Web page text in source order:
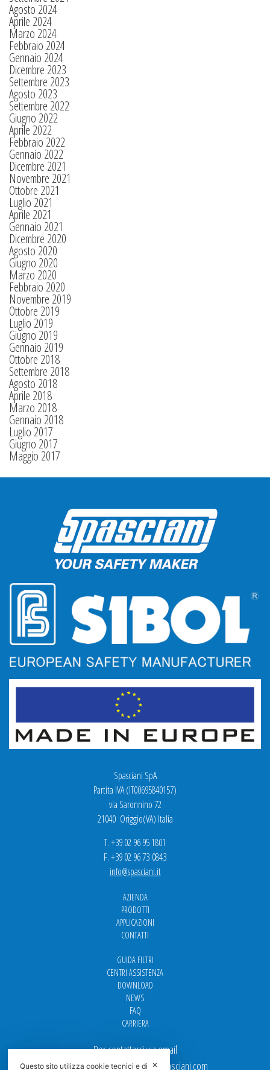
Agosto 2024
Aprile 2024
Marzo 2024
Febbraio 2024
Gennaio 2024
Dicembre 2023
Settembre 2023
Agosto 2023
Settembre 2022
Giugno 2022
Aprile 2022
Febbraio 2022
Gennaio 2022
Dicembre 2021
Novembre 2021
Ottobre 2021
Luglio 2021
Aprile 2021
Gennaio 2021
Dicembre 2020
Agosto 2020
Giugno 2020
Marzo 2020
Febbraio 2020
Novembre 2019
Ottobre 2019
Luglio 2019
Giugno 2019
Gennaio 2019
Ottobre 2018
Settembre 2018
Agosto 2018
Aprile 2018
Marzo 2018
Gennaio 2018
Luglio 2017
Giugno 2017
Maggio 2017
Spasciani SpA
Partita IVA (IT00695840157)
via Saronnino 72
21040 Origgio(VA) Italia
T. +39 02 96 95 1801
F. +39 02 96 73 0843
info@spasciani.it
AZIENDA
PRODOTTI
APPLICAZIONI
CONTATTI
GUIDA FILTRI
CENTRI ASSISTENZA
DOWNLOAD
NEWS
FAQ
CARRIERA
Per contattarci via email
Ufficio Vendite: italy.sales@spasciani.com
✕
Questo sito utilizza cookie tecnici e di